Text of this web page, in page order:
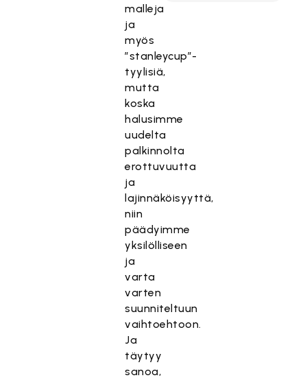
malleja
ja
myös
”stanleycup”-
tyylisiä,
mutta
koska
halusimme
uudelta
palkinnolta
erottuvuutta
ja
lajinnäköisyyttä,
niin
päädyimme
yksilölliseen
ja
varta
varten
suunniteltuun
vaihtoehtoon.
Ja
täytyy
sanoa,